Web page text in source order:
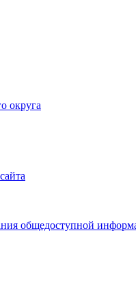
округа
общедоступной